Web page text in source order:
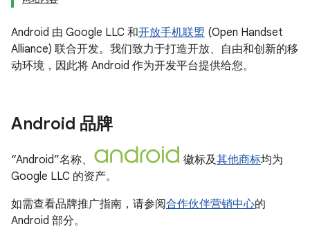
Android 由 Google LLC 和开放手机联盟 (Open Handset
Alliance) 联合开发。我们致力于打造开放、自由和创新的移
动环境，因此将 Android 作为开发平台提供给您。
Android 品牌
“Android”名称、 徽标及其他商标均为
Google LLC 的资产。
如需查看品牌推广指南，请参阅合作伙伴营销中心的
Android 部分。